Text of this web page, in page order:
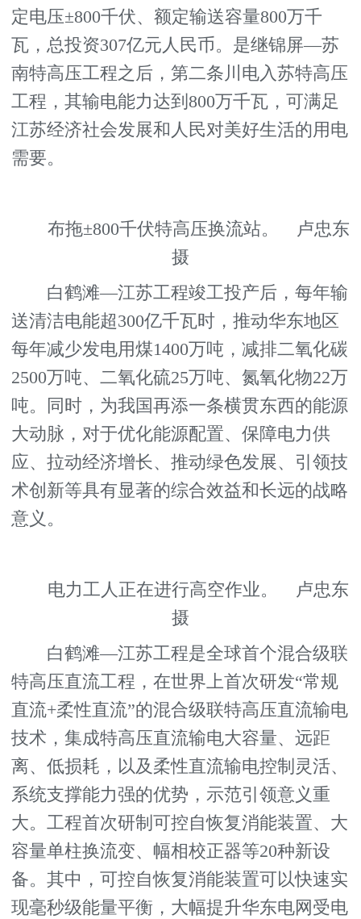
定电压±800千伏、额定输送容量800万千
瓦，总投资307亿元人民币。是继锦屏—苏
南特高压工程之后，第二条川电入苏特高压
工程，其输电能力达到800万千瓦，可满足
江苏经济社会发展和人民对美好生活的用电
需要。
布拖±800千伏特高压换流站。 卢忠东
摄
白鹤滩—江苏工程竣工投产后，每年输
送清洁电能超300亿千瓦时，推动华东地区
每年减少发电用煤1400万吨，减排二氧化碳
2500万吨、二氧化硫25万吨、氮氧化物22万
吨。同时，为我国再添一条横贯东西的能源
大动脉，对于优化能源配置、保障电力供
应、拉动经济增长、推动绿色发展、引领技
术创新等具有显著的综合效益和长远的战略
意义。
电力工人正在进行高空作业。 卢忠东
摄
白鹤滩—江苏工程是全球首个混合级联
特高压直流工程，在世界上首次研发“常规
直流+柔性直流”的混合级联特高压直流输电
技术，集成特高压直流输电大容量、远距
离、低损耗，以及柔性直流输电控制灵活、
系统支撑能力强的优势，示范引领意义重
大。工程首次研制可控自恢复消能装置、大
容量单柱换流变、幅相校正器等20种新设
备。其中，可控自恢复消能装置可以快速实
现毫秒级能量平衡，大幅提升华东电网受电